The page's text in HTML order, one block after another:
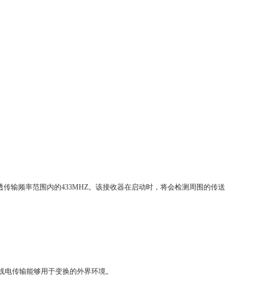
输频率范围内的433MHZ。该接收器在启动时，将会检测周围的传送
传输能够用于变换的外界环境。